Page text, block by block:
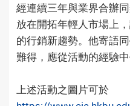
經連續三年與業界合辦
放在開拓年輕人市場上
的行銷新趨勢。他寄語
難得，應從活動的經驗
上述活動之圖片可於